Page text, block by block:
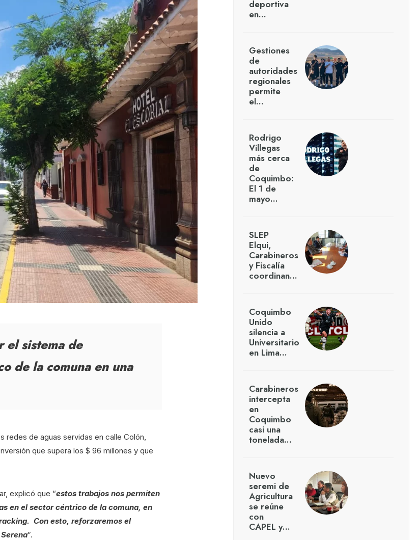
el sistema de
de la comuna en una
redes de aguas servidas en calle Colón,
que supera los $ 96 millones y que
explicó que “estos trabajos nos permiten
en el sector céntrico de la comuna, en
Con esto, reforzaremos el
”.
deportiva
en…
Gestiones
de
autoridades
regionales
permite
el…
Rodrigo
Villegas
más cerca
de
Coquimbo:
El 1 de
mayo…
SLEP
Elqui,
Carabineros
y Fiscalía
coordinan…
Coquimbo
Unido
silencia a
Universitario
en Lima…
Carabineros
intercepta
en
Coquimbo
casi una
tonelada…
Nuevo
seremi de
Agricultura
se reúne
con
CAPEL y…